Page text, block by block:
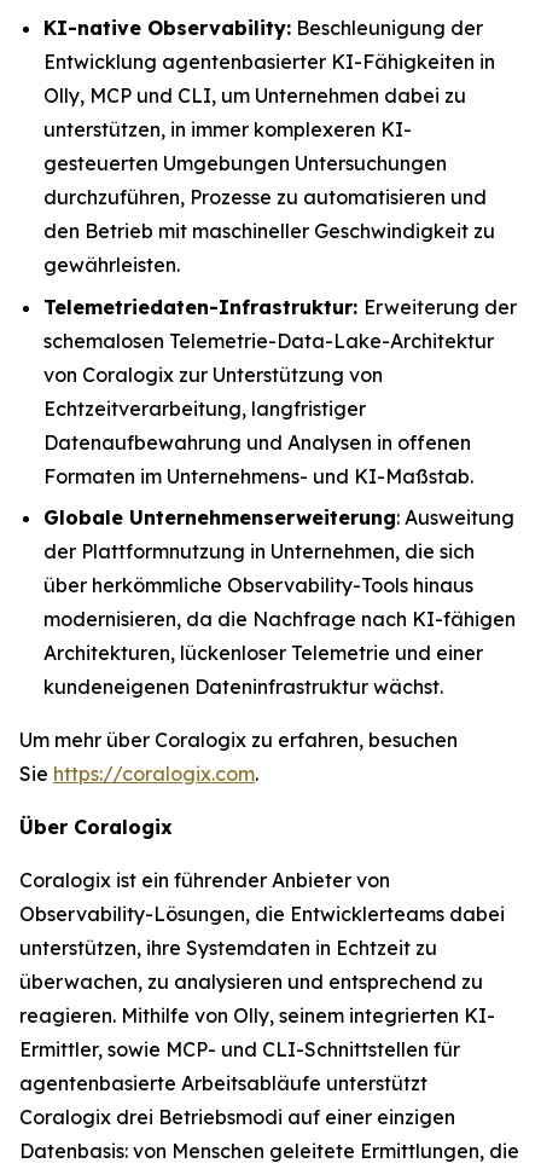
KI-native Observability: Beschleunigung der
Entwicklung agentenbasierter KI-Fähigkeiten in
Olly, MCP und CLI, um Unternehmen dabei zu
unterstützen, in immer komplexeren KI-
gesteuerten Umgebungen Untersuchungen
durchzuführen, Prozesse zu automatisieren und
den Betrieb mit maschineller Geschwindigkeit zu
gewährleisten.
Telemetriedaten-Infrastruktur: Erweiterung der
schemalosen Telemetrie-Data-Lake-Architektur
von Coralogix zur Unterstützung von
Echtzeitverarbeitung, langfristiger
Datenaufbewahrung und Analysen in offenen
Formaten im Unternehmens- und KI-Maßstab.
Globale Unternehmenserweiterung: Ausweitung
der Plattformnutzung in Unternehmen, die sich
über herkömmliche Observability-Tools hinaus
modernisieren, da die Nachfrage nach KI-fähigen
Architekturen, lückenloser Telemetrie und einer
kundeneigenen Dateninfrastruktur wächst.
Um mehr über Coralogix zu erfahren, besuchen
Sie https://coralogix.com.
Über Coralogix
Coralogix ist ein führender Anbieter von
Observability-Lösungen, die Entwicklerteams dabei
unterstützen, ihre Systemdaten in Echtzeit zu
überwachen, zu analysieren und entsprechend zu
reagieren. Mithilfe von Olly, seinem integrierten KI-
Ermittler, sowie MCP- und CLI-Schnittstellen für
agentenbasierte Arbeitsabläufe unterstützt
Coralogix drei Betriebsmodi auf einer einzigen
Datenbasis: von Menschen geleitete Ermittlungen, die